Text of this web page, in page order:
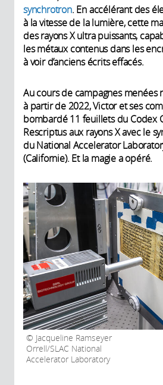
synchrotron. En accélérant des
à la vitesse de la lumière, cette
des rayons X ultra puissants,
les métaux contenus dans les
à voir d’anciens écrits effacés.
Au cours de campagnes menées
à partir de 2022, Victor et ses
bombardé 11 feuillets du Codex
Rescriptusaux rayons X avec le
du National Accelerator
(Californie). Et la magie a opéré.
Jacqueline Ramseyer
Orrell/SLAC National
Accelerator Laboratory